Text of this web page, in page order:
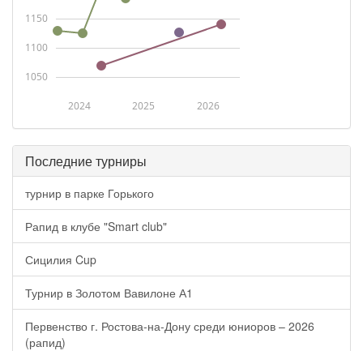
2024 2025 2026
1050
1100
1150
Последние турниры
турнир в парке Горького
Рапид в клубе "Smart club"
Сицилия Cup
Турнир в Золотом Вавилоне А1
Первенство г. Ростова-на-Дону среди юниоров – 2026
(рапид)